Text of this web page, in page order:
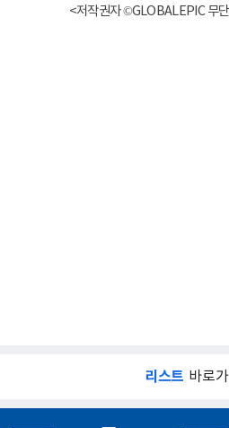
<저작권자 ©GLOBALEPIC 무
리스트 바로가